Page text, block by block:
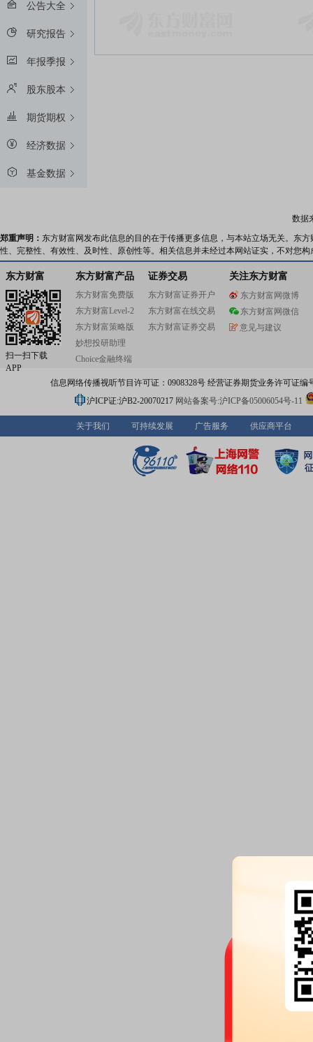
公告大全
研究报告
年报季报
股东股本
期货期权
经济数据
基金数据
数据
郑重声明： 东方财富网发布此信息的目的在于传播更多信息，与本站立场无关。东
性、完整性、有效性、及时性、原创性等。相关信息并未经过本网站证实，不对您
东方财富
扫一扫下载
APP
东方财富产品
东方财富免费版
东方财富Level-2
东方财富策略版
妙想投研助理
Choice金融终端
证券交易
东方财富证券开户
东方财富在线交易
东方财富证券交易
关注东方财富
东方财富网微博
东方财富网微信
意见与建议
信息网络传播视听节目许可证：0908328号 经营证券期货业务许可证编
沪ICP证:沪B2-20070217 网站备案号:沪ICP备05006054号-11
关于我们 可持续发展 广告服务 供应商平台